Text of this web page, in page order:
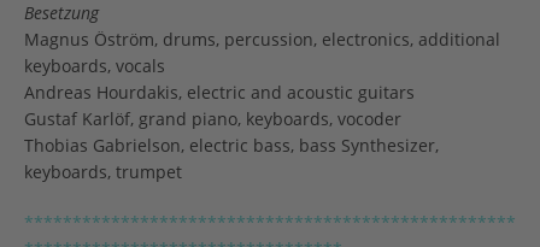
Besetzung
Magnus Öström, drums, percussion, electronics, additional
keyboards, vocals
Andreas Hourdakis, electric and acoustic guitars
Gustaf Karlöf, grand piano, keyboards, vocoder
Thobias Gabrielson, electric bass, bass Synthesizer,
keyboards, trumpet
***************************************************